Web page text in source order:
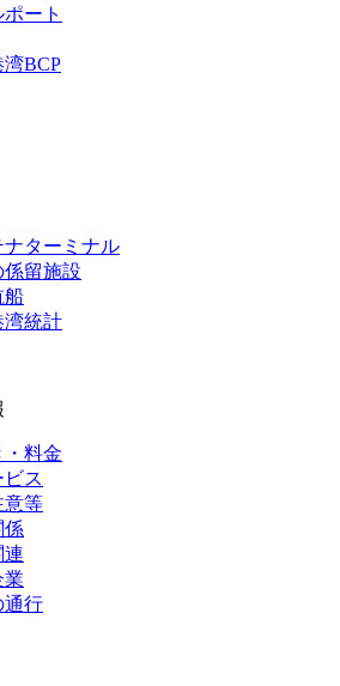
ート
BCP
ナターミナル
係留施設
船
湾統計
料金
ス
意等
係
連
業
通行